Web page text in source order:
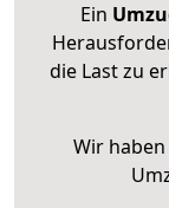
Ein
die Last zu
Wir